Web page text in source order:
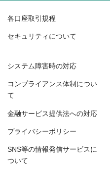
各口座取引規程
セキュリティについて
システム障害時の対応
コンプライアンス体制につい
て
金融サービス提供法への対応
プライバシーポリシー
SNS等の情報発信サービスに
ついて